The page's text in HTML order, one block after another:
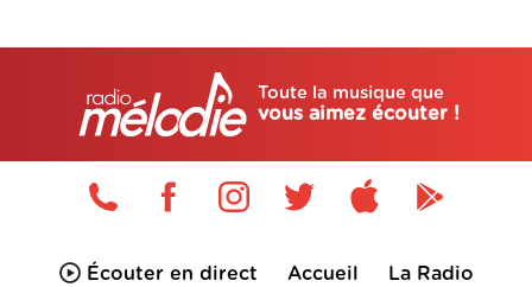
Toute la musique que
vous aimez écouter !
Écouter en direct Accueil La Radio